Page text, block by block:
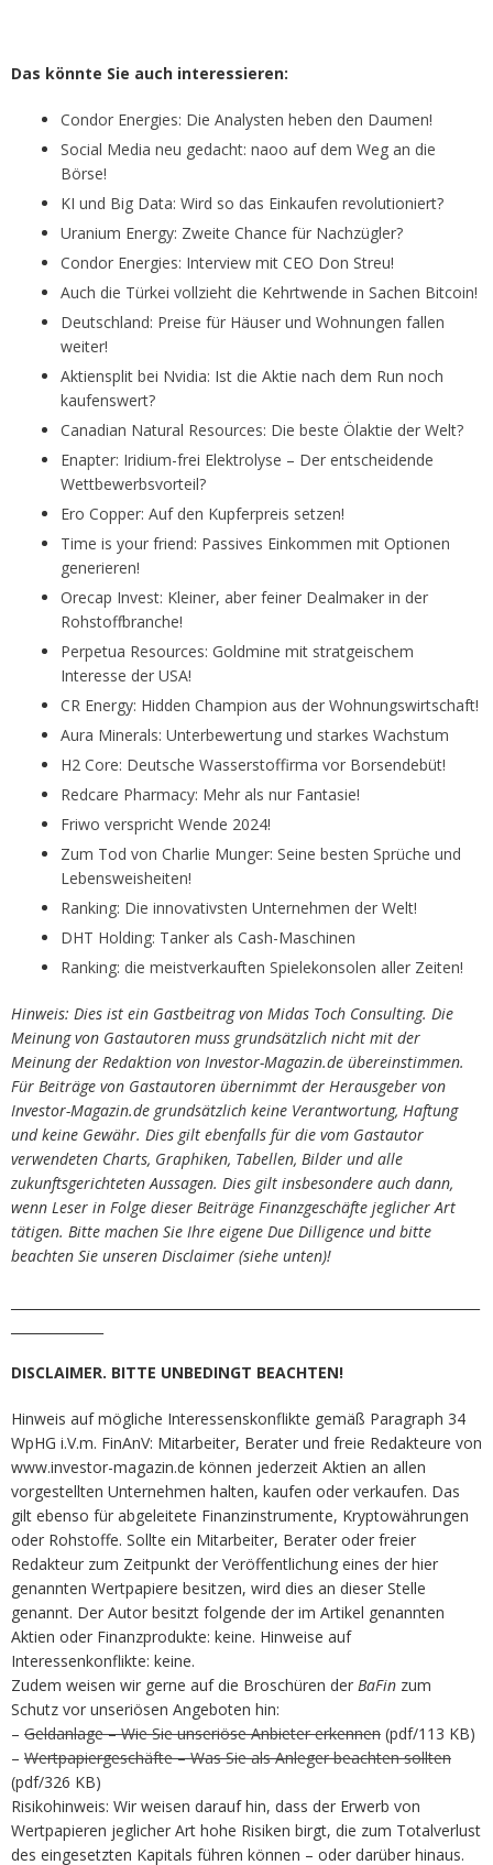
Das könnte Sie auch interessieren:
Condor Energies: Die Analysten heben den Daumen!
Social Media neu gedacht: naoo auf dem Weg an die
Börse!
KI und Big Data: Wird so das Einkaufen revolutioniert?
Uranium Energy: Zweite Chance für Nachzügler?
Condor Energies: Interview mit CEO Don Streu!
Auch die Türkei vollzieht die Kehrtwende in Sachen Bitcoin!
Deutschland: Preise für Häuser und Wohnungen fallen
weiter!
Aktiensplit bei Nvidia: Ist die Aktie nach dem Run noch
kaufenswert?
Canadian Natural Resources: Die beste Ölaktie der Welt?
Enapter: Iridium-frei Elektrolyse – Der entscheidende
Wettbewerbsvorteil?
Ero Copper: Auf den Kupferpreis setzen!
Time is your friend: Passives Einkommen mit Optionen
generieren!
Orecap Invest: Kleiner, aber feiner Dealmaker in der
Rohstoffbranche!
Perpetua Resources: Goldmine mit stratgeischem
Interesse der USA!
CR Energy: Hidden Champion aus der Wohnungswirtschaft!
Aura Minerals: Unterbewertung und starkes Wachstum
H2 Core: Deutsche Wasserstoffirma vor Borsendebüt!
Redcare Pharmacy: Mehr als nur Fantasie!
Friwo verspricht Wende 2024!
Zum Tod von Charlie Munger: Seine besten Sprüche und
Lebensweisheiten!
Ranking: Die innovativsten Unternehmen der Welt!
DHT Holding: Tanker als Cash-Maschinen
Ranking: die meistverkauften Spielekonsolen aller Zeiten!
Hinweis: Dies ist ein Gastbeitrag von Midas Toch Consulting. Die
Meinung von Gastautoren muss grundsätzlich nicht mit der
Meinung der Redaktion von Investor-Magazin.de übereinstimmen.
Für Beiträge von Gastautoren übernimmt der Herausgeber von
Investor-Magazin.de grundsätzlich keine Verantwortung, Haftung
und keine Gewähr. Dies gilt ebenfalls für die vom Gastautor
verwendeten Charts, Graphiken, Tabellen, Bilder und alle
zukunftsgerichteten Aussagen. Dies gilt insbesondere auch dann,
wenn Leser in Folge dieser Beiträge Finanzgeschäfte jeglicher Art
tätigen. Bitte machen Sie Ihre eigene Due Dilligence und bitte
beachten Sie unseren Disclaimer (siehe unten)!
DISCLAIMER. BITTE UNBEDINGT BEACHTEN!
Hinweis auf mögliche Interessenskonflikte gemäß Paragraph 34
WpHG i.V.m. FinAnV: Mitarbeiter, Berater und freie Redakteure von
www.investor-magazin.de können jederzeit Aktien an allen
vorgestellten Unternehmen halten, kaufen oder verkaufen. Das
gilt ebenso für abgeleitete Finanzinstrumente, Kryptowährungen
oder Rohstoffe. Sollte ein Mitarbeiter, Berater oder freier
Redakteur zum Zeitpunkt der Veröffentlichung eines der hier
genannten Wertpapiere besitzen, wird dies an dieser Stelle
genannt. Der Autor besitzt folgende der im Artikel genannten
Aktien oder Finanzprodukte: keine. Hinweise auf
Interessenkonflikte: keine.
Zudem weisen wir gerne auf die Broschüren der BaFin zum
Schutz vor unseriösen Angeboten hin:
– Geldanlage – Wie Sie unseriöse Anbieter erkennen (pdf/113 KB)
– Wertpapiergeschäfte – Was Sie als Anleger beachten sollten
(pdf/326 KB)
Risikohinweis: Wir weisen darauf hin, dass der Erwerb von
Wertpapieren jeglicher Art hohe Risiken birgt, die zum Totalverlust
des eingesetzten Kapitals führen können – oder darüber hinaus.